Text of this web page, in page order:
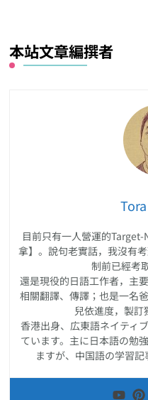
本站文章編撰者
Tora
目前只有一人營運的
拿】。說句老實話，我沒有
制前已經考
還是現役的日語工作者，主
相關翻譯、傳譯；也是一名
兒依進度，製訂
香港出身、広東語ネイティ
ています。主に日本語の勉
ますが、中国語の学習記